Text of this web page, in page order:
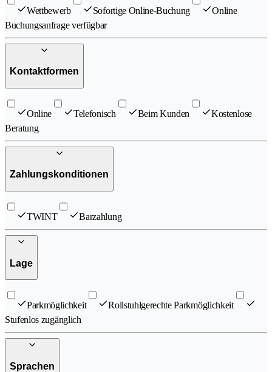
Wettbewerb Sofortige Online-Buchung
Online
Buchungsanfrage verfügbar
Kontaktformen
Online Telefonisch Beim Kunden
Kostenlose
Beratung
Zahlungskonditionen
TWINT Barzahlung
Lage
Parkmöglichkeit
Rollstuhlgerechte Parkmöglichkeit
Stufenlos zugänglich
Sprachen